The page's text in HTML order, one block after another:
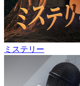
ミステリー